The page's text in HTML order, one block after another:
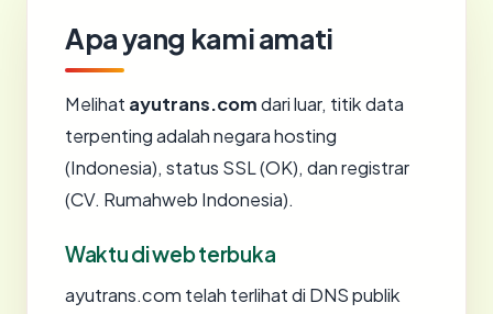
Apa yang kami amati
Melihat ayutrans.comdari luar, titik data
terpenting adalah negara hosting
(Indonesia), status SSL (OK), dan registrar
(CV. Rumahweb Indonesia).
Waktu di web terbuka
ayutrans.com telah terlihat di DNS publik